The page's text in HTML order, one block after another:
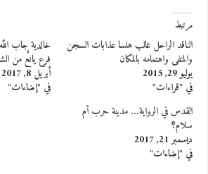
مرتبط
الناقد الراحل غالب هلسا عذابات السجن
والمنفى واهتمامه بالمكان
يوليو 29, 2015
في "قراءات"
خالدية جاب
فرع يانعٌ من
أبريل 8, 2017
في "إضاءات"
القدس في الرواية… مدينة حرب أم
سلام؟
ديسمبر 21, 2017
في "إضاءات"